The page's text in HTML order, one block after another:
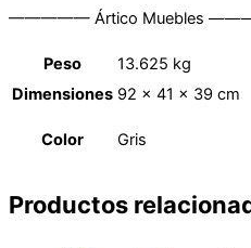
————— Ártico Muebles
Peso
13.625 kg
Dimensiones 92 × 41 × 39 cm
Color Gris
Productos